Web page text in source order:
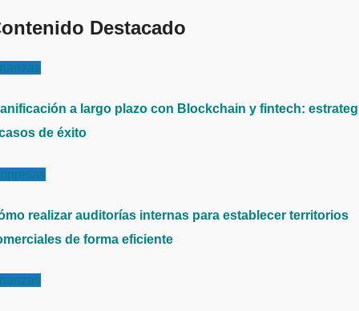
Destacado
a largo plazo con Blockchain y fintech:
de éxito
realizar auditorías internas para establecer territorios
de forma eficiente